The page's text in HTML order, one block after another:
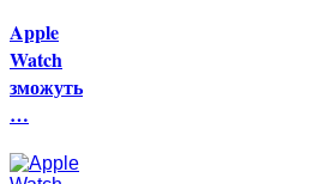
Apple
Watch
зможуть
…